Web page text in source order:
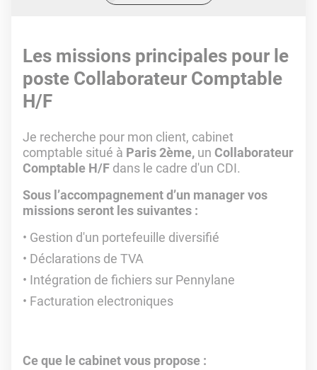
Les missions principales pour le
poste Collaborateur Comptable
H/F
Je recherche pour mon client, cabinet
comptable situé à Paris 2ème, un Collaborateur
Comptable H/F dans le cadre d'un CDI.
Sous l’accompagnement d’un manager vos
missions seront les suivantes :
Gestion d'un portefeuille diversifié
Déclarations de TVA
Intégration de fichiers sur Pennylane
Facturation electroniques
Ce que le cabinet vous propose :